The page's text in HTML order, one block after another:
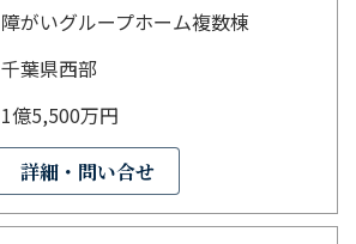
障がいグループホーム複数棟
千葉県西部
1億5,500万円
詳細・問い合せ